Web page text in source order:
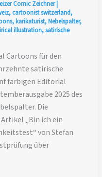
Comic Zeichner|
, cartoonist switzerland,
,karikaturist,Nebelspalter,
illustration,satirische
Cartoons für den
satirische
farbigen Editorial
2025 des
Die
„Bin ich ein
von Stefan
über